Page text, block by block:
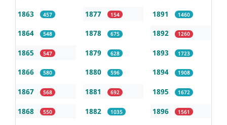
1863 457
1864 548
1865 547
1866 580
1867 568
1868 550
1877 154
1878 675
1879 628
1880 596
1881 692
1882 1035
1891 1460
1892 1260
1893 1723
1894 1908
1895 1672
1896 1561